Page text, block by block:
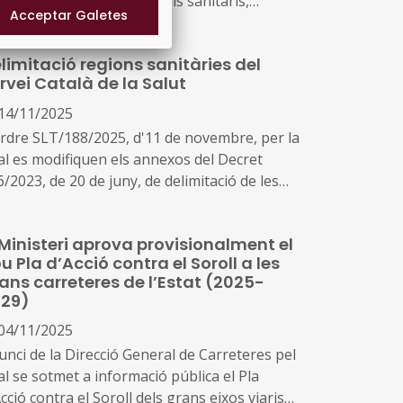
residencials per a la gent gran i
amb discapacitat, per a la prevenció i
d'infeccions
regions sanitàries del
Català de la Salut
14/11/2025
SLT/188/2025, d'11 de novembre, per la
es modifiquen els annexos del Decret
2023, de 20 de juny, de delimitació de les
aprova provisionalment el
Pla d’Acció contra el Soroll a les
carreteres de l’Estat (2025-
11/2025
de la Direcció General de Carreteres pel
se sotmet a informació pública el Pla
contra el Soroll dels grans eixos viaris